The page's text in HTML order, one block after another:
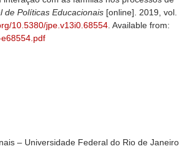
de Políticas Educacionais [online]. 2019, vol.
10.5380/jpe.v13i0.68554 . Available from:
– Universidade Federal do Rio de Janeiro